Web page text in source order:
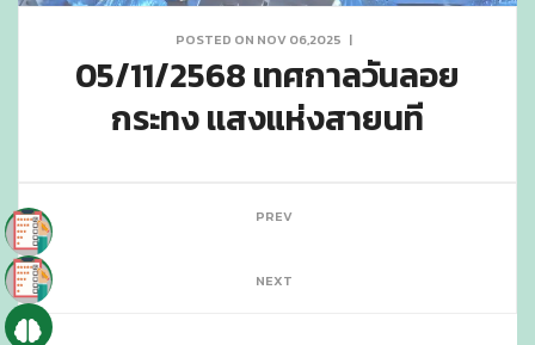
POSTED ON NOV 06,2025 |
05/11/2568 เทศกาลวันลอย
กระทง เเสงแห่งสายนที
PREV
NEXT